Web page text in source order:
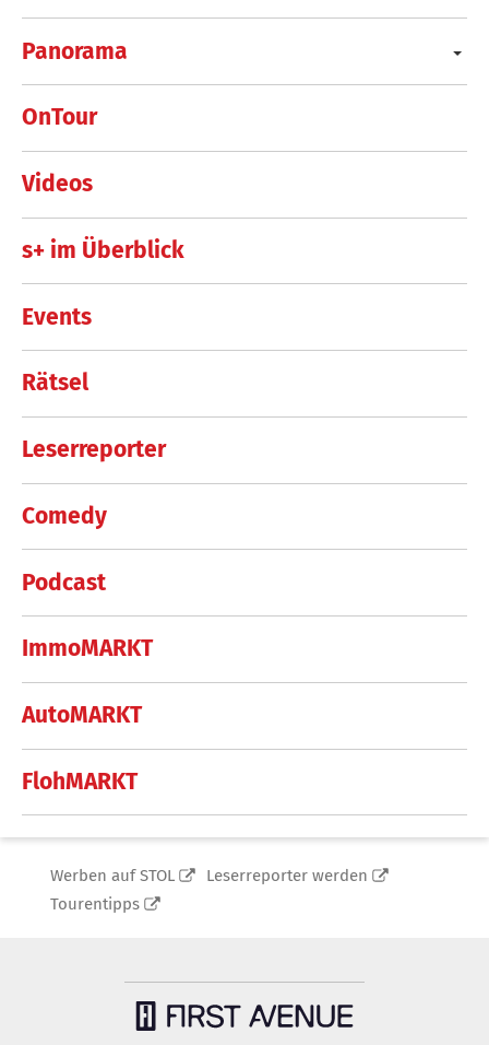
Panorama
OnTour
Videos
s+ im Überblick
Events
Rätsel
Leserreporter
Comedy
Podcast
ImmoMARKT
AutoMARKT
FlohMARKT
Werben auf STOL
Leserreporter werden
Tourentipps